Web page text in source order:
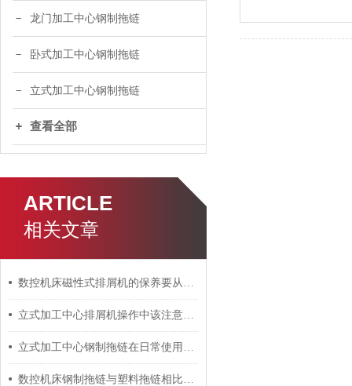
龙门加工中心钢制拖链
卧式加工中心钢制拖链
立式加工中心钢制拖链
查看全部
ARTICLE
相关文章
数控机床磁性式排屑机的保养要从哪几个方面进行呢？
立式加工中心排屑机操作中该注意哪些事项？
立式加工中心钢制拖链在日常使用中需注意以下事项！
数控机床钢制拖链与塑料拖链相比具有什么区别？